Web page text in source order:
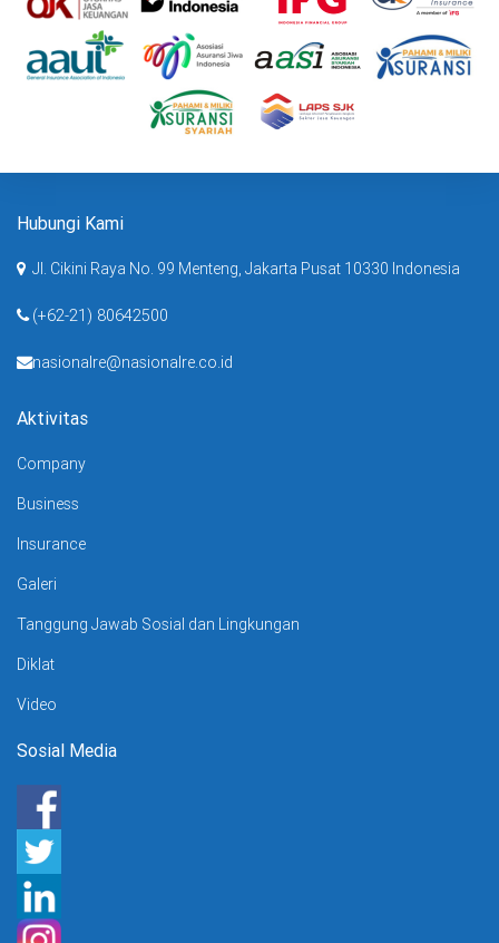
Hubungi Kami
Jl. Cikini Raya No. 99 Menteng, Jakarta Pusat 10330 Indonesia
(+62-21) 80642500
nasionalre@nasionalre.co.id
Aktivitas
Company
Business
Insurance
Galeri
Tanggung Jawab Sosial dan Lingkungan
Diklat
Video
Sosial Media